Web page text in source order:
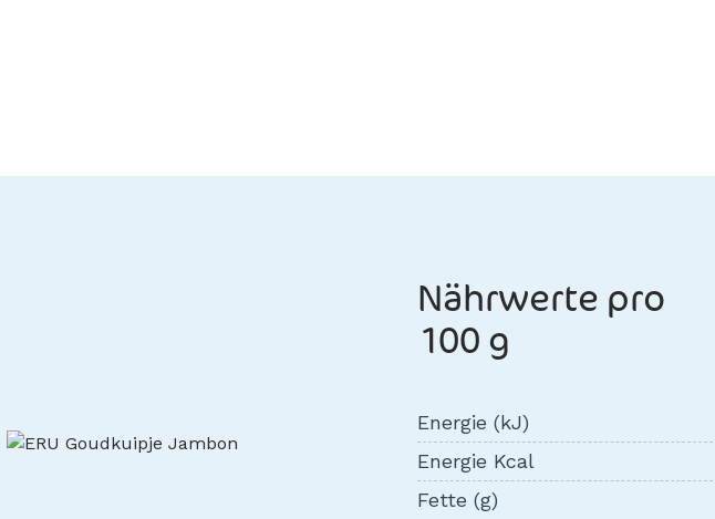
Nährwerte pro
100 g
Energie (kJ)
Energie Kcal
Fette (g)